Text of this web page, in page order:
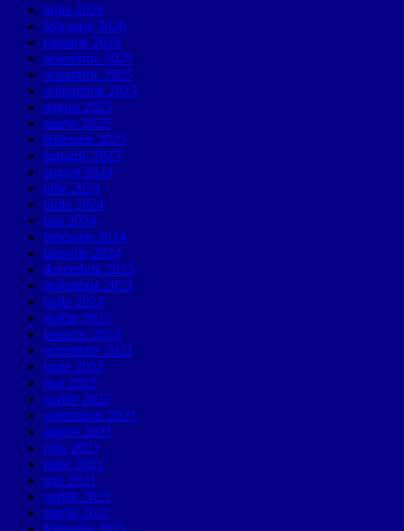
iunie 2026
februarie 2026
ianuarie 2026
noiembrie 2025
octombrie 2025
septembrie 2025
august 2025
martie 2025
februarie 2025
ianuarie 2025
august 2024
iulie 2024
iunie 2024
mai 2024
februarie 2024
ianuarie 2024
decembrie 2023
noiembrie 2023
iunie 2023
aprilie 2023
ianuarie 2023
octombrie 2022
iunie 2022
mai 2022
aprilie 2022
septembrie 2021
august 2021
iulie 2021
iunie 2021
mai 2021
aprilie 2021
martie 2021